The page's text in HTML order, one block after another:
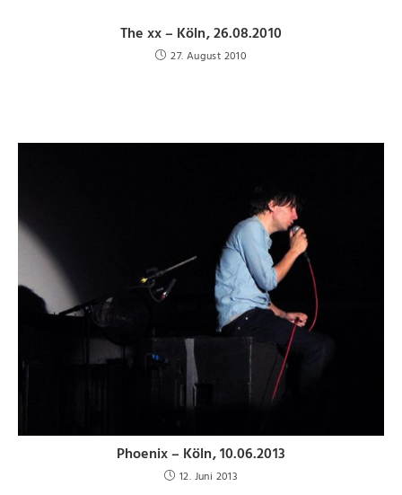
The xx – Köln, 26.08.2010
27. August 2010
Phoenix – Köln, 10.06.2013
12. Juni 2013